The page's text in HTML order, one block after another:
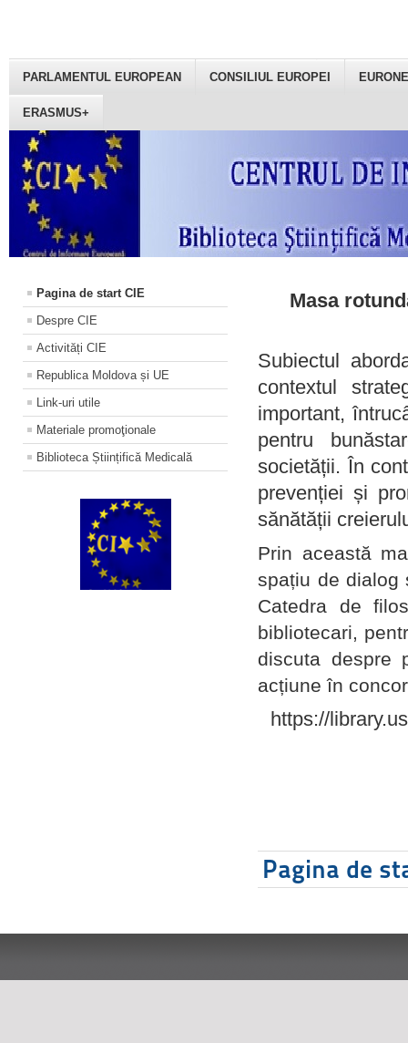
PARLAMENTUL EUROPEAN CONSILIUL EUROPEI
ERASMUS+
Pagina de start CIE
Despre CIE
Activități CIE
Republica Moldova și UE
Link-uri utile
Materiale promoţionale
Biblioteca Științifică Medicală
Masa
Subiectul
contextul
important,
pentru
societății. În
prevenției și
sănătății
Prin această
spațiu de dialog
Catedra de
bibliotecari,
discuta despre
acțiune în
https://
Pagina de